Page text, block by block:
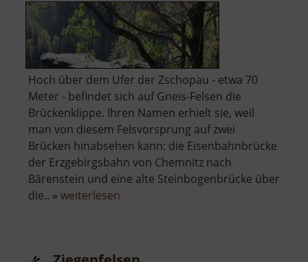
Hoch über dem Ufer der Zschopau - etwa 70
Meter - befindet sich auf Gneis-Felsen die
Brückenklippe. Ihren Namen erhielt sie, weil
man von diesem Felsvorsprung auf zwei
Brücken hinabsehen kann: die Eisenbahnbrücke
der Erzgebirgsbahn von Chemnitz nach
Bärenstein und eine alte Steinbogenbrücke über
die.. » weiterlesen